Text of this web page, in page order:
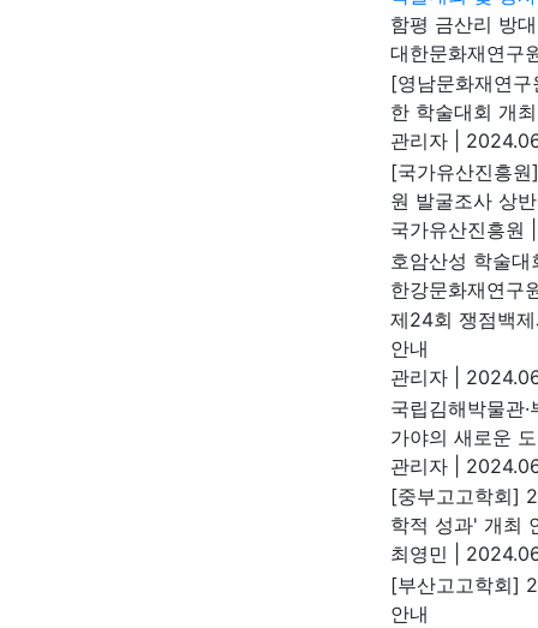
함평 금산리 방
대한문화재연구
[영남문화재연
한 학술대회 개
관리자
[국가유산진흥
원 발굴조사 상
국가유산진흥원
호암산성 학술
한강문화재연구
제24회 쟁점백
안내
관리자
국립김해박물관
가야의 새로운
관리자
[중부고고학회]
학적 성과' 개최
최영민
[부산고고학회]
안내